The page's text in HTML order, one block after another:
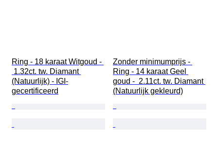
Ring - 18 karaat Witgoud -
1.32ct. tw. Diamant
(Natuurlijk) - IGI-
gecertificeerd
Zonder minimumprijs -
Ring - 14 karaat Geel
goud -  2.11ct. tw. Diamant
(Natuurlijk gekleurd)